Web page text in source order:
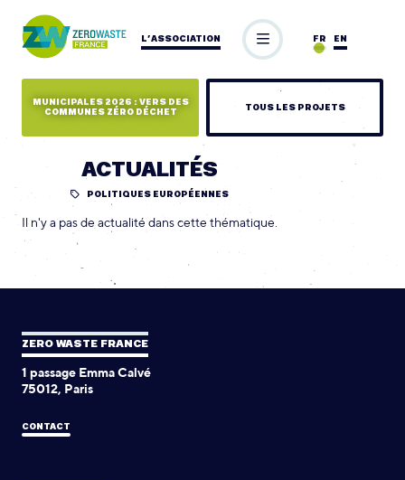
L’ASSOCIATION EN
FR
MUNICIPALES 2026 : VERS DES
COMMUNES ZÉRO DÉCHET
TOUS LES PROJETS
ACTUALITÉS
POLITIQUES EUROPÉENNES
Il n'y a pas de actualité dans cette thématique.
ZERO WASTE FRANCE
1 passage Emma Calvé
75012, Paris
CONTACT